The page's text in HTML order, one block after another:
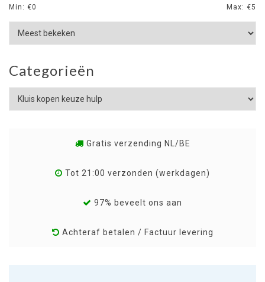
Min: €0 Max: €5
Categorieën
Gratis verzending NL/BE
Tot 21:00 verzonden (werkdagen)
97% beveelt ons aan
Achteraf betalen / Factuur levering